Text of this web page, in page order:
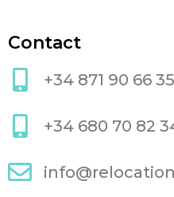
Contact
+34 871 90 66 35
+34 680 70 82